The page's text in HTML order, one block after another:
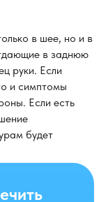
в шее, но и в
в заднюю
руки. Если
и симптомы
Если есть
будет